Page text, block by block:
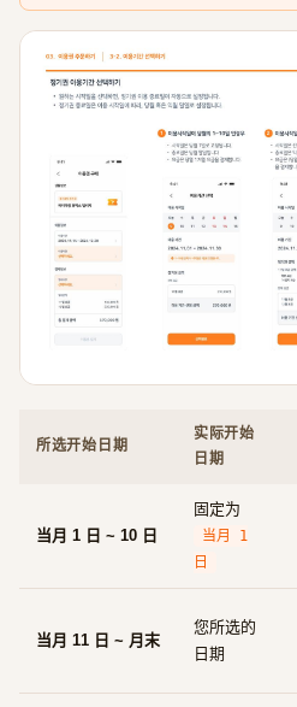
所选开始日期
实际开始
日期
当月 1 日 ~ 10 日
固定为
当月 1
日
当月 11 日 ~ 月末
您所选的
日期